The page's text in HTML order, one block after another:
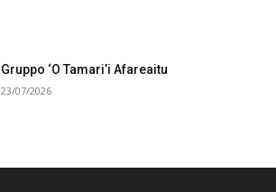
Gruppo ‘O Tamari’i Afareaitu
23/07/2026